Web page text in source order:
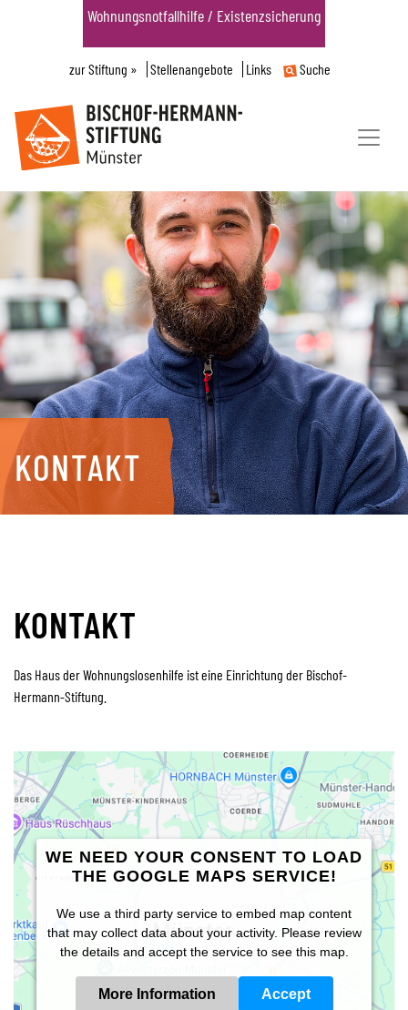
Wohnungsnotfallhilfe / Existenzsicherung
zur Stiftung » Stellenangebote Links Suche
KONTAKT
KONTAKT
Das Haus der Wohnungslosenhilfe ist eine Einrichtung der Bischof-
Hermann-Stiftung.
WE NEED YOUR CONSENT TO LOAD
THE GOOGLE MAPS SERVICE!
We use a third party service to embed map content
that may collect data about your activity. Please review
the details and accept the service to see this map.
More Information Accept